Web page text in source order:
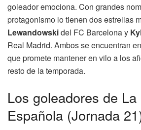
goleador emociona. Con grandes
protagonismo lo tienen dos estrellas
Lewandowskidel FC Barcelona y
Real Madrid. Ambos se encuentran
que promete mantener en vilo a los
resto de la temporada.
Los goleadores de La
Española (Jornada